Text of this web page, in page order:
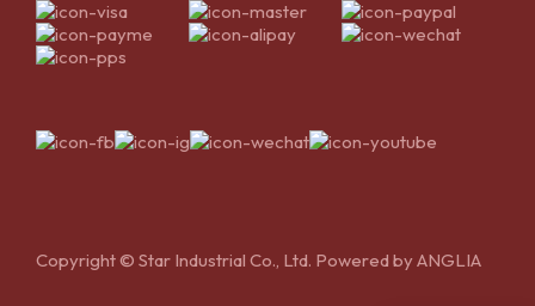
Copyright © Star Industrial Co., Ltd. Powered byANGLIA